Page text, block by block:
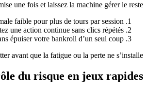
une fois et laissez la machine gérer le reste.
faible pour plus de tours par session.
une action continue sans clics répétés.
épuiser votre bankroll d’un seul coup.
avant que la fatigue ou la perte ne s’installe.
du risque en jeux rapides